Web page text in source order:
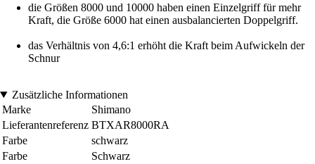
die Größen 8000 und 10000 haben einen Einzelgriff für mehr
Kraft, die Größe 6000 hat einen ausbalancierten Doppelgriff.
das Verhältnis von 4,6:1 erhöht die Kraft beim Aufwickeln der
Schnur
Zusätzliche Informationen
Marke
Shimano
Lieferantenreferenz BTXAR8000RA
Farbe
schwarz
Farbe
Schwarz